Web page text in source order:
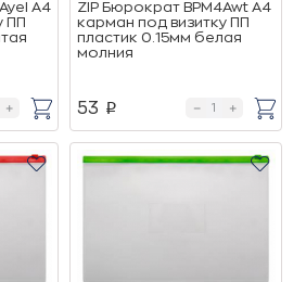
А4
ПП
ZIP Бюрократ BPM4Awt А4
карман под визитку ПП
пластик 0.15мм белая
молния
53 p